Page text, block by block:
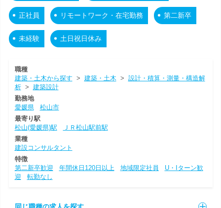
正社員 リモートワーク・在宅勤務 第二新卒
未経験 土日祝日休み
職種
建築・土木から探す > 建築・土木 > 設計・積算・測量・構造解
析> 建築設計
勤務地
愛媛県
松山市
最寄り駅
松山(愛媛県)駅
ＪＲ松山駅前駅
業種
建設コンサルタント
特徴
第二新卒歓迎
年間休日120日以上 地域限定社員
U・Iターン歓
迎
転勤なし
同じ職種の求人を探す